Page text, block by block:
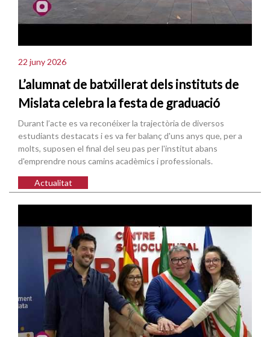
22 juny 2026
L’alumnat de batxillerat dels instituts de
Mislata celebra la festa de graduació
Durant l’acte es va reconéixer la trajectòria de diversos
estudiants destacats i es va fer balanç d'uns anys que, per a
molts, suposen el final del seu pas per l'institut abans
d'emprendre nous camins acadèmics i professionals.
Actualitat